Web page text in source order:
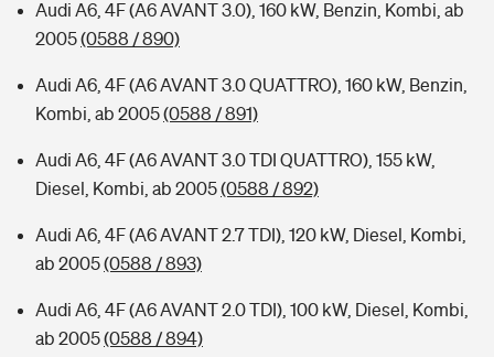
Audi A6, 4F (A6 AVANT 3.0), 160 kW, Benzin, Kombi, ab
2005(0588 / 890)
Audi A6, 4F (A6 AVANT 3.0 QUATTRO), 160 kW, Benzin,
Kombi, ab 2005(0588 / 891)
Audi A6, 4F (A6 AVANT 3.0 TDI QUATTRO), 155 kW,
Diesel, Kombi, ab 2005(0588 / 892)
Audi A6, 4F (A6 AVANT 2.7 TDI), 120 kW, Diesel, Kombi,
ab 2005(0588 / 893)
Audi A6, 4F (A6 AVANT 2.0 TDI), 100 kW, Diesel, Kombi,
ab 2005(0588 / 894)